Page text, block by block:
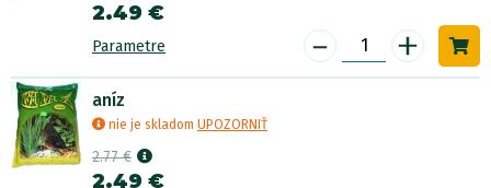
2.49 €
Parametre - +
aníz
nie je skladom UPOZORNIŤ
2.77 €
2.49 €